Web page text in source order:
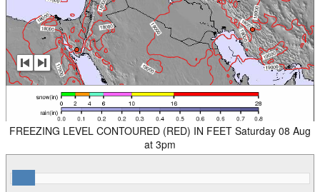
FREEZING LEVEL CONTOURED (RED) IN FEET Saturday 08 Aug
at 3pm